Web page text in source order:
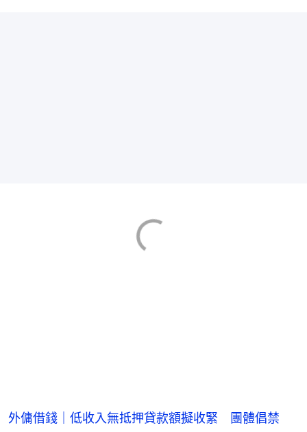
外傭借錢｜低收入無抵押貸款額擬收緊 團體倡禁